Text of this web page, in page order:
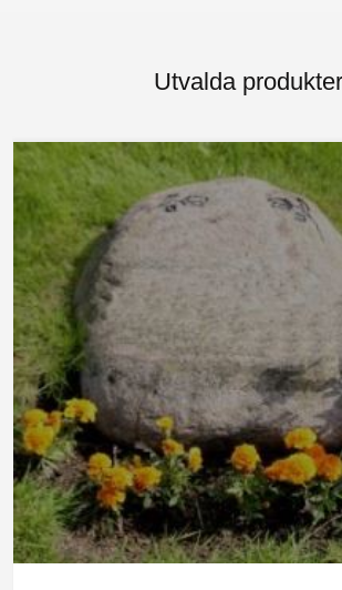
Utvalda produkter